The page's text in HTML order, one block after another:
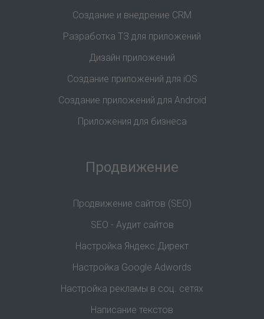
Создание и внедрение CRM
Разработка ТЗ для приложений
Дизайн приложений
Создание приложений для iOS
Создание приложений для Android
Приложения для бизнеса
Продвижение
Продвижение сайтов (SEO)
SEO - Аудит сайтов
Настройка Яндекс.Директ
Настройка Google Adwords
Настройка рекламы в соц. сетях
Написание текстов